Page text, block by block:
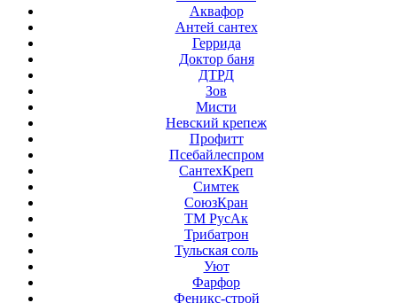
Аквафор
Антей сантех
Геррида
Доктор баня
ДТРД
Зов
Мисти
Невский крепеж
Профитт
Псебайлеспром
СантехКреп
Симтек
СоюзКран
ТМ РусАк
Трибатрон
Тульская соль
Уют
Фарфор
Феникс-строй